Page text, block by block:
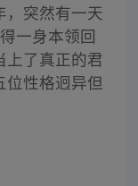
，突然有一天
一身本领回
上了真正的君
位性格迥异但